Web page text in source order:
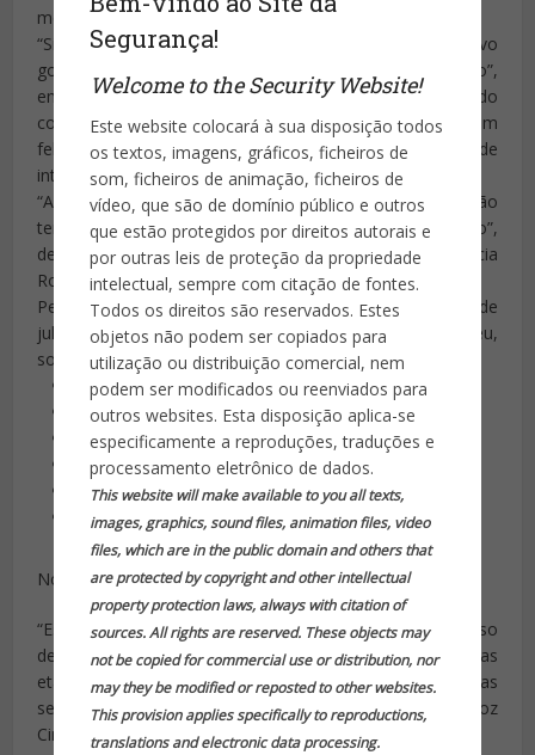
Segurança!
Welcome to the Security Website!
Este website colocará à sua disposição todos
os textos, imagens, gráficos, ficheiros de
som, ficheiros de animação, ficheiros de
vídeo, que são de domínio público e outros
que estão protegidos por direitos autorais e
por outras leis de proteção da propriedade
intelectual, sempre com citação de fontes.
Todos os direitos são reservados. Estes
objetos não podem ser copiados para
utilização ou distribuição comercial, nem
podem ser modificados ou reenviados para
outros websites. Esta disposição aplica-se
especificamente a reproduções, traduções e
processamento eletrônico de dados.
This website will make available to you all texts,
images, graphics, sound files, animation files, video
files, which are in the public domain and others that
are protected by copyright and other intellectual
property protection laws, always with citation of
sources. All rights are reserved. These objects may
not be copied for commercial use or distribution, nor
may they be modified or reposted to other websites.
This provision applies specifically to reproductions,
translations and electronic data processing.
medidas já estão em vigor.
“Sim, assinamos”, confirmou Pezão ao
. “O novo
governador vai receber esse plano e fazer a transição”,
emendou. Segundo ele, apesar de o Rio ter sido
comparado por Jungmann a um paciente que ainda tem
febre, o Estado teve melhoras na segurança no período de
intervenção.
“Avançamos muito e recebemos investimentos que não
teríamos condições de fazer durante muito tempo”,
destacou Pezão. “É impressionante o que a Polícia
Rodoviária Federal apreendeu nesse período”, lembrou.
Pezão se refere à Operação Égide, da PRF, que de 10 de
julho de 2017 a 5 de julho de 2018 prendeu ou apreendeu,
somente no Estado do Rio:
3.230 suspeitos
12,6 toneladas de maconha
1,2 tonelada de cocaína e crack
464 armas de fogo, entre 62 fuzis e 298 pistolas
107 mil projéteis
9 milhões de pacotes de cigarro
No período, 1.561 veículos foram recuperados.
“Esse plano contém basicamente os objetivos do processo
de transição premissas, metas, modelo de governança, as
etapas e as tarefas a serem realizadas por cada uma das
secretarias”, afirmou o general Braga Netto. O porta-voz
Cinelli faz coro.